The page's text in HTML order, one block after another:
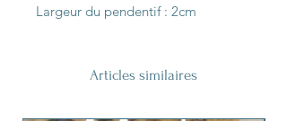
Largeur du pendentif : 2cm
Articles similaires